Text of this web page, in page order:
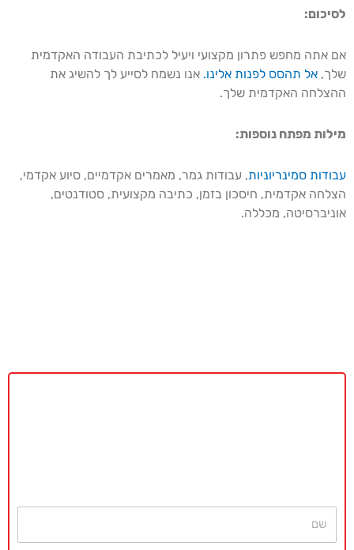
לסיכום:
אם אתה מחפש פתרון מקצועי ויעיל לכתיבת העבודה האקדמית
שלך, אל תהסס לפנות אלינו. אנו נשמח לסייע לך להשיג את
ההצלחה האקדמית שלך.
מילות מפתח נוספות:
עבודות סמינריוניות, עבודות גמר, מאמרים אקדמיים, סיוע אקדמי,
הצלחה אקדמית, חיסכון בזמן, כתיבה מקצועית, סטודנטים,
אוניברסיטה, מכללה.